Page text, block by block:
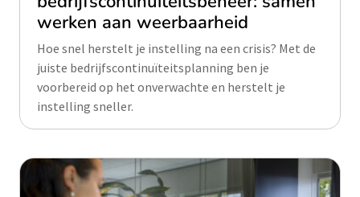
werken aan weerbaarheid
Hoe snel herstelt je instelling na een crisis? Met de
juiste bedrijfscontinuïteitsplanning ben je
voorbereid op het onverwachte en herstelt je
instelling sneller.